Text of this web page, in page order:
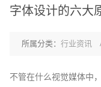
字体设计的六大
所属分类： 行业资讯
不管在什么视觉媒体中